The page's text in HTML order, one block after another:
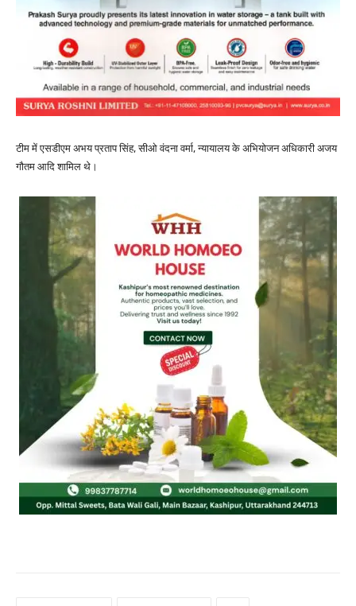
टीम में एसडीएम अभय प्रताप सिंह, सीओ वंदना वर्मा, न्यायालय के अभियोजन अधिकारी अजय
गौतम आदि शामिल थे।